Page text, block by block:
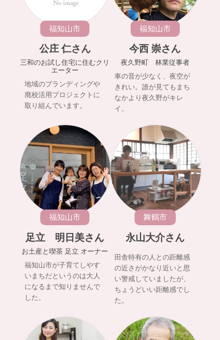
福知山市
公庄 仁さん
三和のお試し住宅に住むクリ
エーター
地域のブランディングや
廃校活用プロジェクトに
取り組んでいます。
福知山市
今西 崇さん
夜久野町 林業従事者
車の音が少なく、夜空が
きれい。誰が見てもまち
なかより夜久野がキレ
イ。
福知山市
足立 明日美さん
お土産と喫茶 足立 オーナー
福知山市が子育てしやす
いまちだというのは大人
になるまで知りませんで
した。
舞鶴市
永山大介さん
田舎特有の人との距離感
の近さがかなり近いと思
い警戒していましたが、
ちょうどいい距離感でし
た。